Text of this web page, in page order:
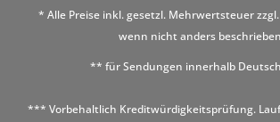
* Alle Preise inkl. gesetzl. Mehrwertsteuer zzgl.
wenn nicht anders beschrieben
** für Sendungen innerhalb
*** Vorbehaltlich Kreditwürdigkeitsprüfung.